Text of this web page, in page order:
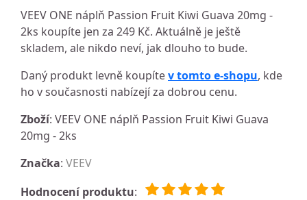
VEEV ONE náplň Passion Fruit Kiwi Guava 20mg -
2ks koupíte jen za 249 Kč. Aktuálně je ještě
skladem, ale nikdo neví, jak dlouho to bude.
Daný produkt levně koupítev tomto e-shopu, kde
ho v současnosti nabízejí za dobrou cenu.
Zboží: VEEV ONE náplň Passion Fruit Kiwi Guava
20mg - 2ks
Značka: VEEV
Hodnocení produktu: